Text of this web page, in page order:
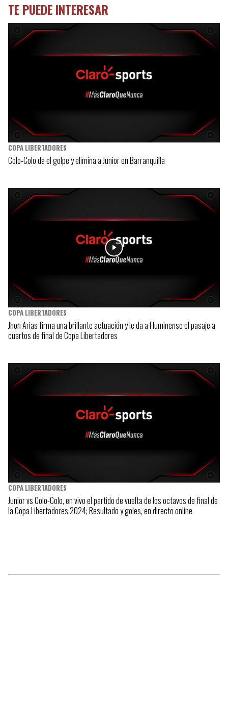
TE PUEDE INTERESAR
COPA LIBERTADORES
Colo-Colo da el golpe y elimina a Junior en Barranquilla
COPA LIBERTADORES
Jhon Arias firma una brillante actuación y le da a Fluminense el pasaje a
cuartos de final de Copa Libertadores
COPA LIBERTADORES
Junior vs Colo-Colo, en vivo el partido de vuelta de los octavos de final de
la Copa Libertadores 2024; Resultado y goles, en directo online